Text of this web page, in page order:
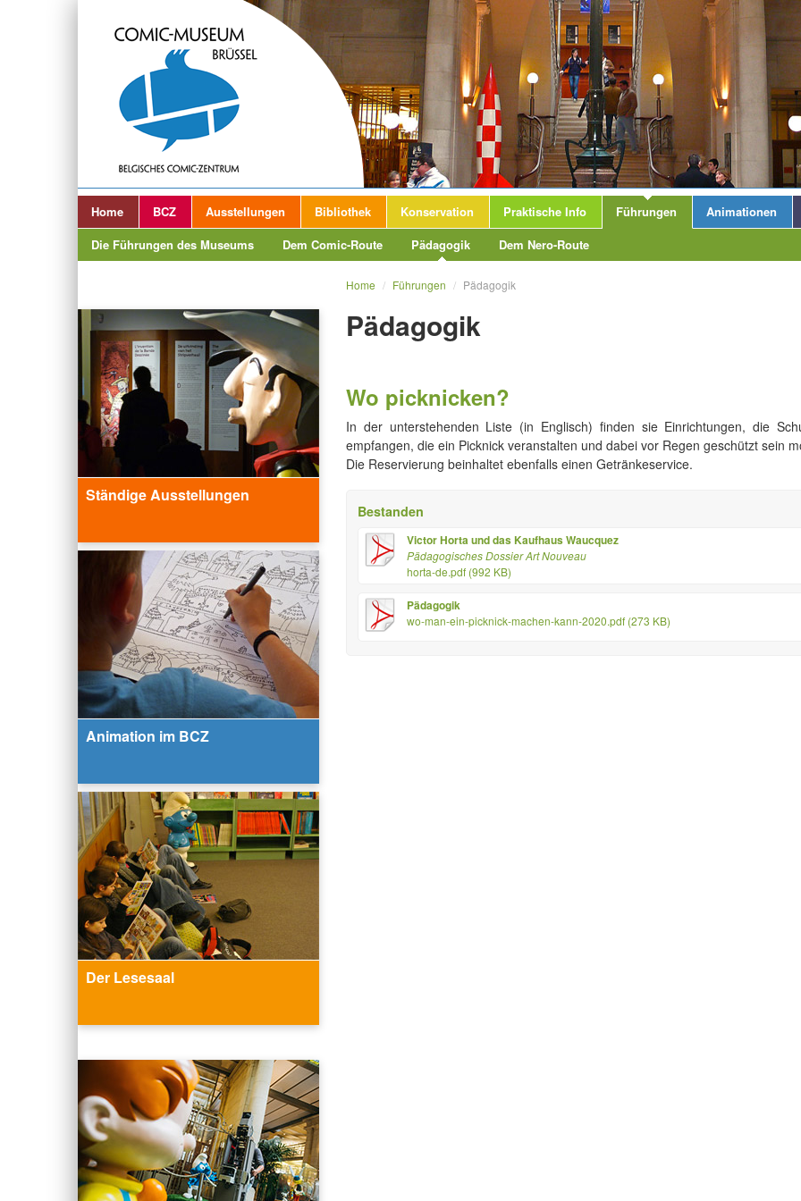
Home BCZ Ausstellungen Bibliothek Konservation Praktische Info
Führungen
Die Führungen des Museums
Dem Comic-Route Pädagogik Dem Nero-Route
Animationen
Ständige Ausstellungen
Animation im BCZ
Der Lesesaal
Home / Führungen / Pädagogik
Pädagogik
Wo picknicken?
In der unterstehenden Liste (in Englisch) finden sie Einrichtungen, die
empfangen, die ein Picknick veranstalten und dabei vor Regen geschützt sein
Die Reservierung beinhaltet ebenfalls einen Getränkeservice.
Bestanden
Victor Horta und das Kaufhaus Waucquez
Pädagogisches Dossier Art Nouveau
horta-de.pdf (992 KB)
Pädagogik
wo-man-ein-picknick-machen-kann-2020.pdf (273 KB)